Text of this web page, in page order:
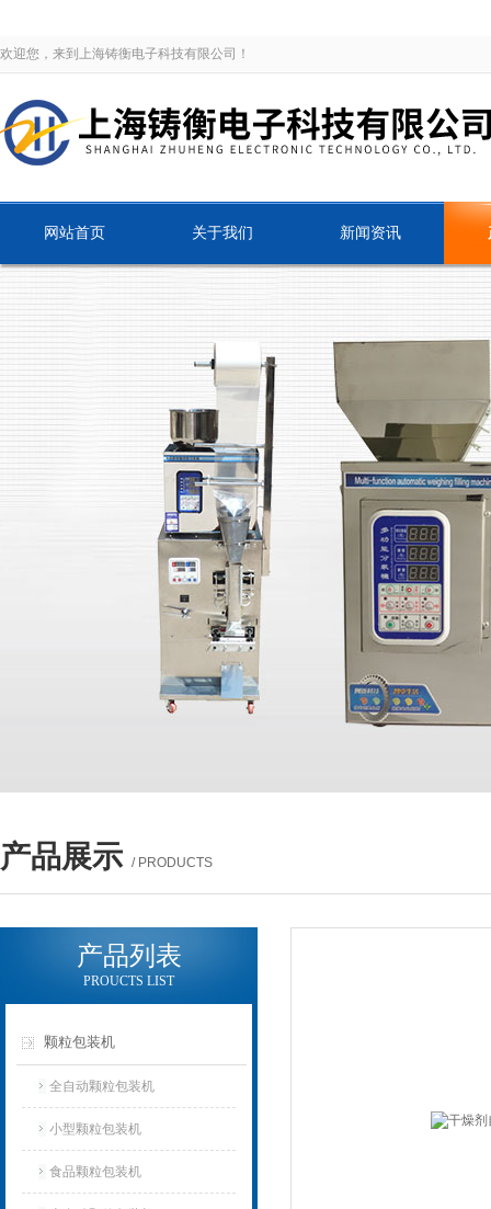
欢迎您，来到上海铸衡电子科技有限公司！
网站首页 关于我们 新闻资讯
产品展示 / PRODUCTS
产品列表
PROUCTS LIST
颗粒包装机
全自动颗粒包装机
小型颗粒包装机
食品颗粒包装机